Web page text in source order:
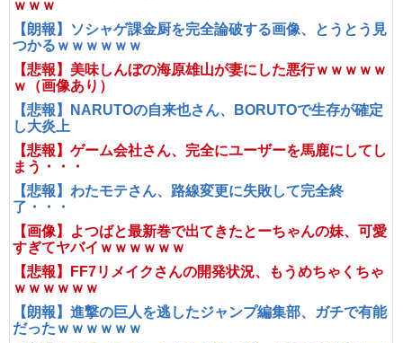
ｗｗｗ
【朗報】ソシャゲ課金厨を完全論破する画像、とうとう見
つかるｗｗｗｗｗｗ
【悲報】美味しんぼの海原雄山が妻にした悪行ｗｗｗｗｗ
ｗ（画像あり）
【悲報】NARUTOの自来也さん、BORUTOで生存が確定
し大炎上
【悲報】ゲーム会社さん、完全にユーザーを馬鹿にしてし
まう・・・
【悲報】わたモテさん、路線変更に失敗して完全終
了・・・
【画像】よつばと最新巻で出てきたとーちゃんの妹、可愛
すぎてヤバイｗｗｗｗｗｗ
【悲報】FF7リメイクさんの開発状況、もうめちゃくちゃ
ｗｗｗｗｗｗ
【朗報】進撃の巨人を逃したジャンプ編集部、ガチで有能
だったｗｗｗｗｗｗ